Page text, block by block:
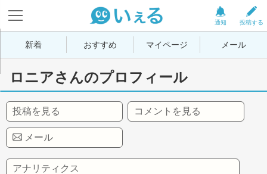
投稿する
通知
新着 おすすめ マイページ メール
ロニアさんのプロフィール
投稿を見る コメントを見る
メール
アナリティクス